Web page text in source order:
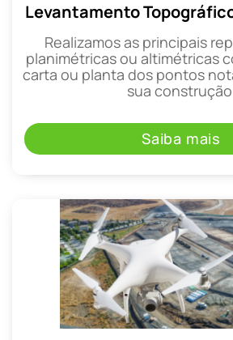
Levantamento
Realizamos as principais
planimétricas ou altimétricas
carta ou planta dos pontos
sua
Saiba mais